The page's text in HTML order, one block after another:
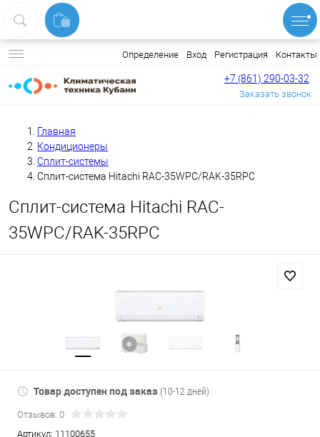
Определение Вход Регистрация Контакты
+7 (861) 290-03-32
Заказать звонок
Главная
Кондиционеры
Сплит-системы
Сплит-система Hitachi RAC-35WPC/RAK-35RPC
Сплит-система Hitachi RAC-
35WPC/RAK-35RPC
Товар доступен под заказ (10-12 дней)
Отзывов: 0
Артикул: 11100655